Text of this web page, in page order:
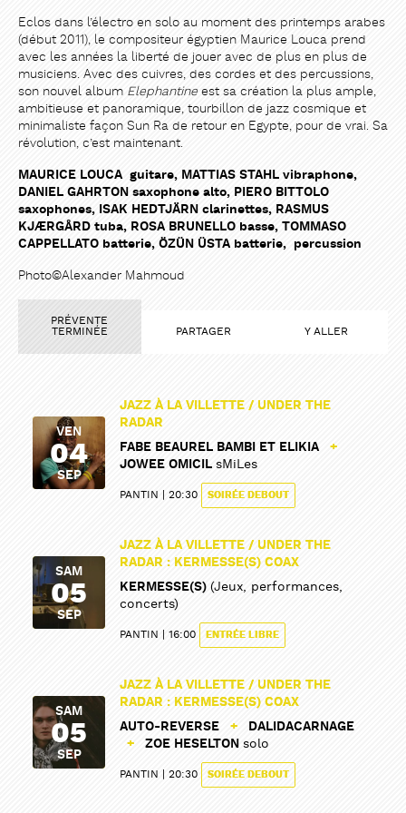
Eclos dans l’électro en solo au moment des printemps arabes
(début 2011), le compositeur égyptien Maurice Louca prend
avec les années la liberté de jouer avec de plus en plus de
musiciens. Avec des cuivres, des cordes et des percussions,
son nouvel album Elephantineest sa création la plus ample,
ambitieuse et panoramique, tourbillon de jazz cosmique et
minimaliste façon Sun Ra de retour en Egypte, pour de vrai. Sa
révolution, c’est maintenant.
MAURICE LOUCA guitare, MATTIAS STAHL vibraphone,
DANIEL GAHRTON saxophone alto, PIERO BITTOLO
saxophones, ISAK HEDTJÄRN clarinettes, RASMUS
KJÆRGÅRD tuba, ROSA BRUNELLO basse, TOMMASO
CAPPELLATO batterie, ÖZÜN ÜSTA batterie, percussion
Photo©Alexander Mahmoud
PRÉVENTE
TERMINÉE PARTAGER Y ALLER
VEN
04
SEP
JAZZ À LA VILLETTE / UNDER THE
RADAR
FABE BEAUREL BAMBI ET ELIKIA
+
JOWEE OMICIL sMiLes
PANTIN 20:30 SOIRÉE DEBOUT
SAM
05
SEP
JAZZ À LA VILLETTE / UNDER THE
RADAR : KERMESSE(S) COAX
KERMESSE(S) (Jeux, performances,
concerts)
PANTIN 16:00 ENTRÉE LIBRE
SAM
05
SEP
JAZZ À LA VILLETTE / UNDER THE
RADAR : KERMESSE(S) COAX
AUTO-REVERSE
+
DALIDACARNAGE
+
ZOE HESELTON solo
PANTIN 20:30 SOIRÉE DEBOUT